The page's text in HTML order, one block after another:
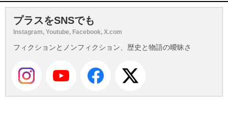
プラスをSNSでも
Instagram, Youtube, Facebook, X.com
フィクションとノンフィクション、歴史と物語の曖昧さ